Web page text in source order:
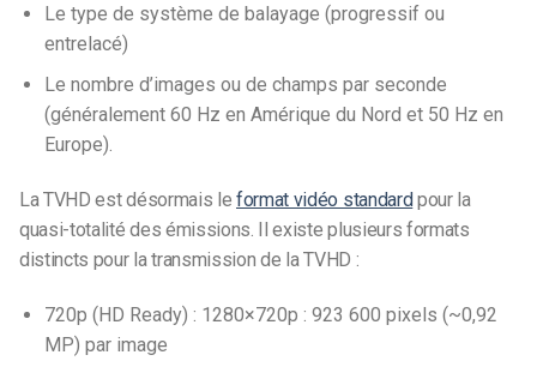
Le type de système de balayage (progressif ou
entrelacé)
Le nombre d’images ou de champs par seconde
(généralement 60 Hz en Amérique du Nord et 50 Hz en
Europe).
La TVHD est désormais le format vidéo standardpour la
quasi-totalité des émissions. Il existe plusieurs formats
distincts pour la transmission de la TVHD :
720p (HD Ready) : 1280×720p : 923 600 pixels (~0,92
MP) par image